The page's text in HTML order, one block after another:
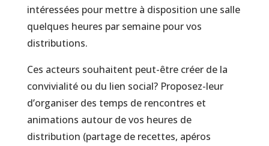
intéressées pour mettre à disposition une salle
quelques heures par semaine pour vos
distributions.
Ces acteurs souhaitent peut-être créer de la
convivialité ou du lien social? Proposez-leur
d’organiser des temps de rencontres et
animations autour de vos heures de
distribution (partage de recettes, apéros